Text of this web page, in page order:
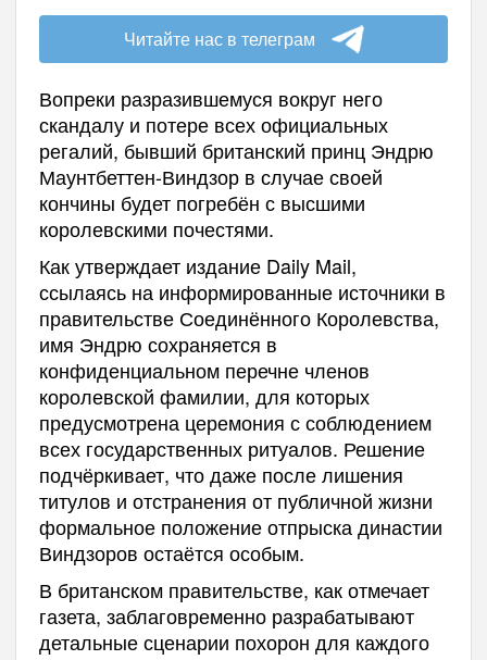
Читайте нас в телеграм
Вопреки разразившемуся вокруг него
скандалу и потере всех официальных
регалий, бывший британский принц Эндрю
Маунтбеттен-Виндзор в случае своей
кончины будет погребён с высшими
королевскими почестями.
Как утверждает издание Daily Mail,
ссылаясь на информированные источники в
правительстве Соединённого Королевства,
имя Эндрю сохраняется в
конфиденциальном перечне членов
королевской фамилии, для которых
предусмотрена церемония с соблюдением
всех государственных ритуалов. Решение
подчёркивает, что даже после лишения
титулов и отстранения от публичной жизни
формальное положение отпрыска династии
Виндзоров остаётся особым.
В британском правительстве, как отмечает
газета, заблаговременно разрабатывают
детальные сценарии похорон для каждого